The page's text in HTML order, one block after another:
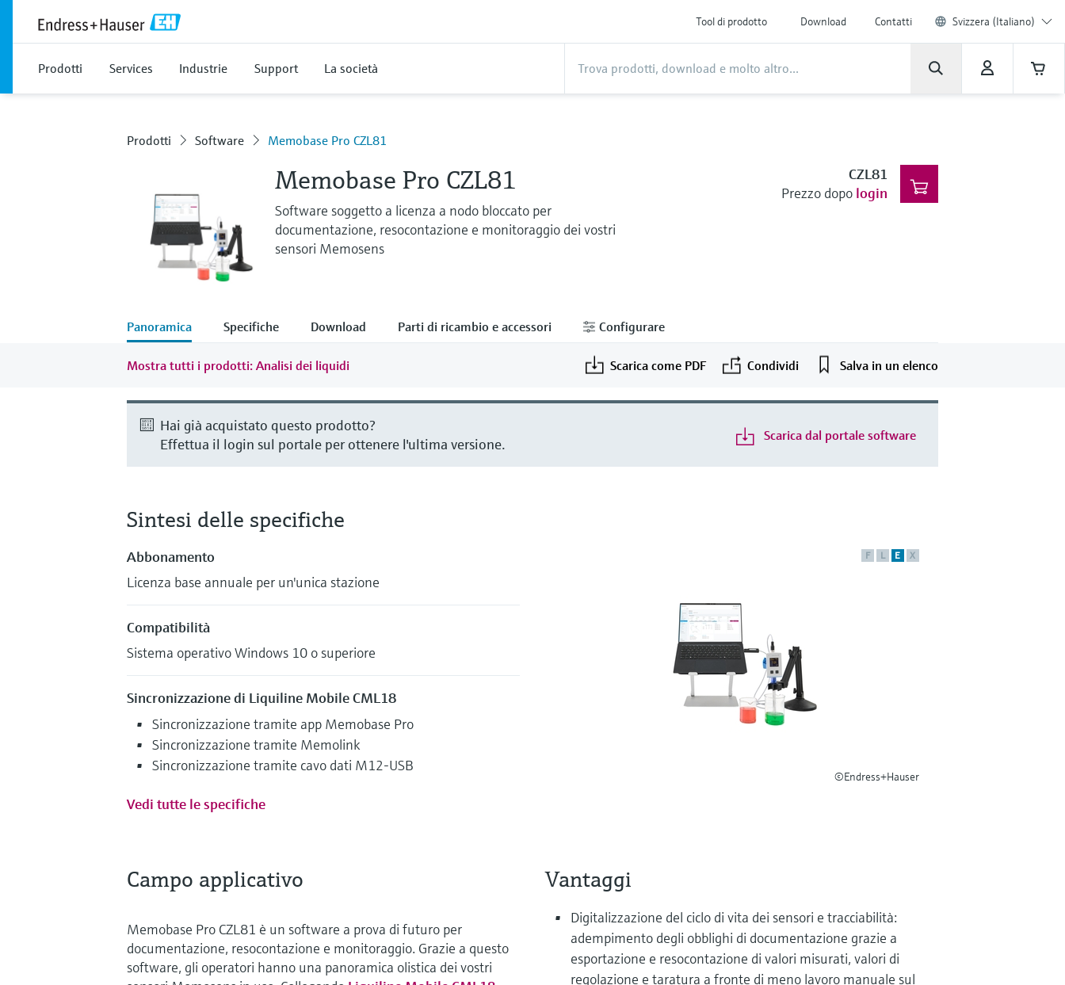
Tool di prodotto Download Contatti Svizzera (Italiano)
Prodotti Services Industrie Support La società
Prodotti Software Memobase Pro CZL81
Memobase Pro CZL81
Software soggetto a licenza a nodo bloccato per
documentazione, resocontazione e monitoraggio dei vostri
sensori Memosens
CZL81
Prezzo dopo login
Panoramica Specifiche Download Parti di ricambio e accessori Configurare
Mostra tutti i prodotti: Analisi dei liquidi Scarica come PDF Condividi Salva in un elenco
Hai già acquistato questo prodotto?
Effettua il login sul portale per ottenere l'ultima versione.
Scarica dal portale software
F L E X
©Endress+Hauser
Sintesi delle specifiche
Abbonamento
Licenza base annuale per un'unica stazione
Compatibilità
Sistema operativo Windows 10 o superiore
Sincronizzazione di Liquiline Mobile CML18
Sincronizzazione tramite app Memobase Pro
Sincronizzazione tramite Memolink
Sincronizzazione tramite cavo dati M12-USB
Vedi tutte le specifiche
Campo applicativo
Memobase Pro CZL81 è un software a prova di futuro per
documentazione, resocontazione e monitoraggio. Grazie a questo
software, gli operatori hanno una panoramica olistica dei vostri
Vantaggi
Digitalizzazione del ciclo di vita dei sensori e tracciabilità:
adempimento degli obblighi di documentazione grazie a
esportazione e resocontazione di valori misurati, valori di
regolazione e taratura a fronte di meno lavoro manuale sul